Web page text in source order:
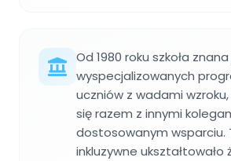
Od 1980 roku szkoła
wyspecjalizowanych
uczniów z wadami
się razem z innymi
dostosowanym wsparciu.
inkluzywne ukształtowało